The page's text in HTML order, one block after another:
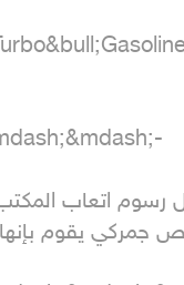
جمركي يقوم